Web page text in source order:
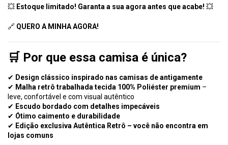
💥 Estoque limitado! Garanta a sua agora antes que acabe! 💥
🔗 QUERO A MINHA AGORA!
🛒 Por que essa camisa é única?
✔ Design clássico inspirado nas camisas de antigamente
✔ Malha retrô trabalhada tecida 100% Poliéster premium –
leve, confortável e com visual autêntico
✔ Escudo bordado com detalhes impecáveis
✔ Ótimo caimento e durabilidade
✔ Edição exclusiva Autêntica Retrô – você não encontra em
lojas comuns